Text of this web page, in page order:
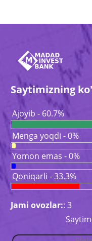
Saytimizning
Ajoyib - 60.7%
Menga yoqdi - 0%
Yomon emas - 0%
Qoniqarli - 33.3%
Jami ovozlar:: 3